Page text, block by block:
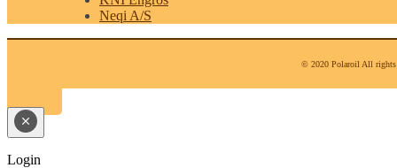
Neqi A/S
© 2020 Polaroil All rights
Login